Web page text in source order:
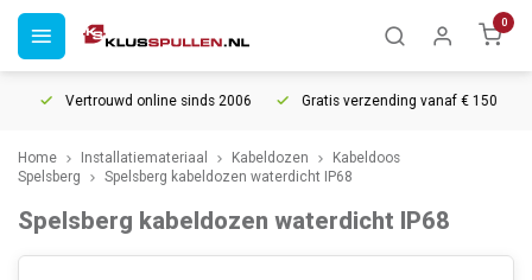
0
Vertrouwd online sinds 2006 Gratis verzending vanaf € 150
Home Installatiemateriaal Kabeldozen
Kabeldoos
Spelsberg
Spelsberg kabeldozen waterdicht IP68
Spelsberg kabeldozen waterdicht IP68